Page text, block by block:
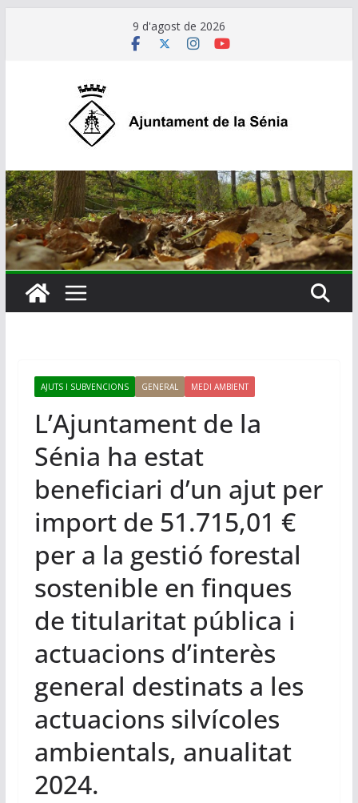
9 d'agost de 2026
AJUTS I SUBVENCIONS GENERAL MEDI AMBIENT
L’Ajuntament de la
Sénia ha estat
beneficiari d’un ajut per
import de 51.715,01 €
per a la gestió forestal
sostenible en finques
de titularitat pública i
actuacions d’interès
general destinats a les
actuacions silvícoles
ambientals, anualitat
2024.